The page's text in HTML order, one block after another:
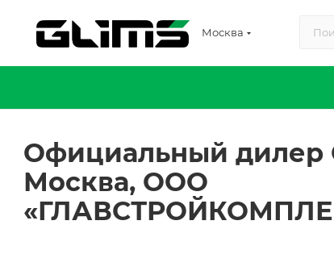
Москва
Официальный дилер
Москва, ООО